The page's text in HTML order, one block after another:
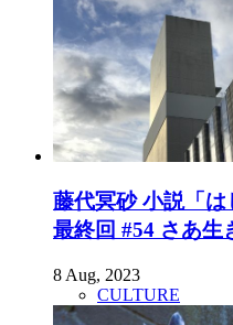
藤代冥砂 小説「
最終回 #54 さあ生
8 Aug, 2023
CULTURE